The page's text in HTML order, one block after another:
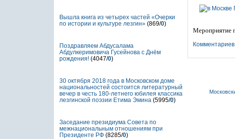
Мероприятие
Вышла книга из четырех частей «Очерки
по истории и культуре лезгин» (869/0)
Поздравляем Абдусалама
Абдулкеримовича Гусейнова с Днём
рождения! (4047/0)
30 октября 2018 года в Московском доме
национальностей состоится литературный
вечер в честь 180-летнего юбилея классика
лезгинской поэзии Етима Эмина (5995/0)
Заседание президиума Совета по
межнациональным отношениям при
Президенте РФ (8285/0)